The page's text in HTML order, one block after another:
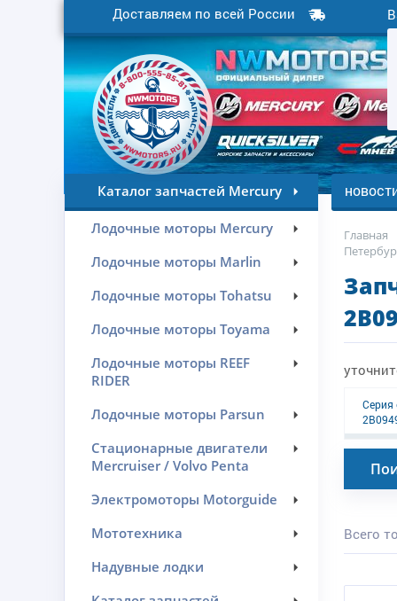
Доставляем по всей России
Каталог запчастей Mercury
Лодочные моторы Mercury
Лодочные моторы Marlin
Лодочные моторы Tohatsu
Лодочные моторы Toyama
Лодочные моторы REEF
RIDER
Лодочные моторы Parsun
Стационарные двигатели
Mercruiser / Volvo Penta
Электромоторы Motorguide
Мототехника
Надувные лодки
Главная
Серия
Всего